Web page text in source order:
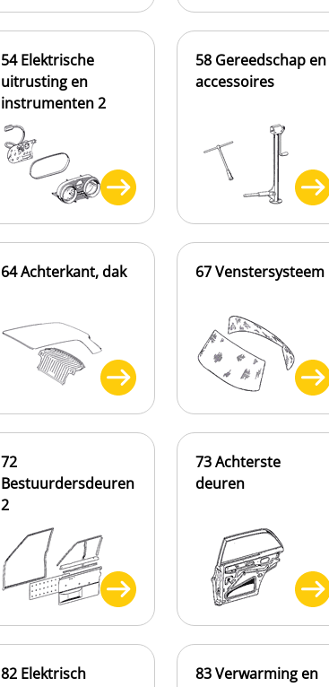
54 Elektrische
uitrusting en
instrumenten 2
58 Gereedschap en
accessoires
64 Achterkant, dak 67 Venstersysteem
72
Bestuurdersdeuren
2
73 Achterste
deuren
82 Elektrisch
83 Verwarming en